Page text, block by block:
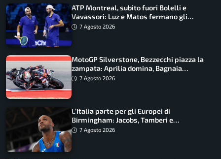
ATP Montreal, subito fuori Bolelli e
Vavassori: Luz e Matos fermano gli
azzurri
7 Agosto 2026
MotoGP Silverstone, Bezzecchi piazza la
zampata: Aprilia domina, Bagnaia
costretto al Q1
7 Agosto 2026
L’Italia parte per gli Europei di
Birmingham: Jacobs, Tamberi e
Battocletti guidano una spedizione
7 Agosto 2026